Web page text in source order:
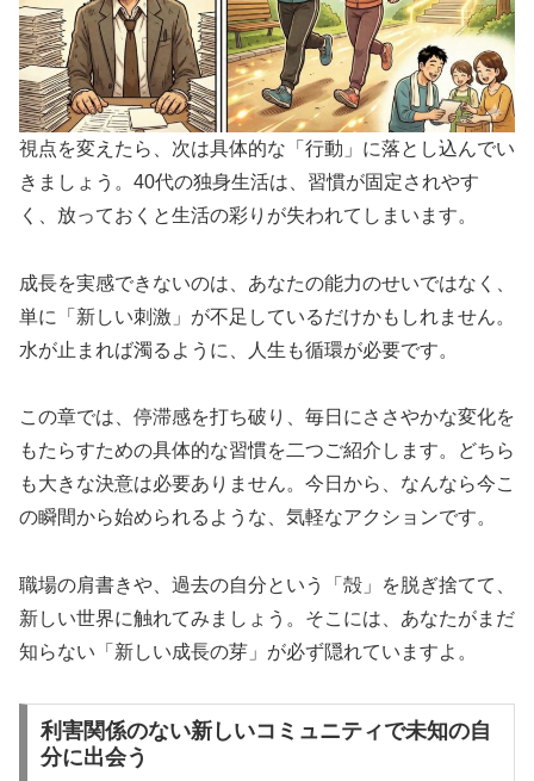
視点を変えたら、次は具体的な「行動」に落とし込んでい
きましょう。40代の独身生活は、習慣が固定されやす
く、放っておくと生活の彩りが失われてしまいます。
成長を実感できないのは、あなたの能力のせいではなく、
単に「新しい刺激」が不足しているだけかもしれません。
水が止まれば濁るように、人生も循環が必要です。
この章では、停滞感を打ち破り、毎日にささやかな変化を
もたらすための具体的な習慣を二つご紹介します。どちら
も大きな決意は必要ありません。今日から、なんなら今こ
の瞬間から始められるような、気軽なアクションです。
職場の肩書きや、過去の自分という「殻」を脱ぎ捨てて、
新しい世界に触れてみましょう。そこには、あなたがまだ
知らない「新しい成長の芽」が必ず隠れていますよ。
利害関係のない新しいコミュニティで未知の自
分に出会う